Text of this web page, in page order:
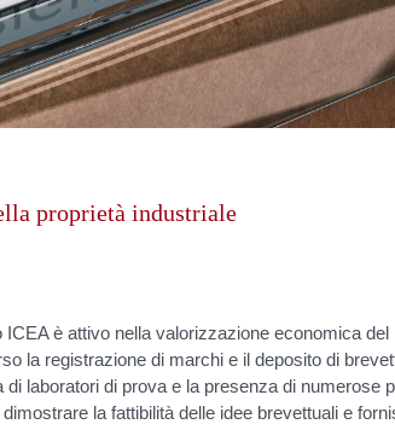
proprietà industriale
ICEA è attivo nella valorizzazione economica
la registrazione di marchi e il deposito di
di laboratori di prova e la presenza di numerose
la fattibilità delle idee brevettuali e